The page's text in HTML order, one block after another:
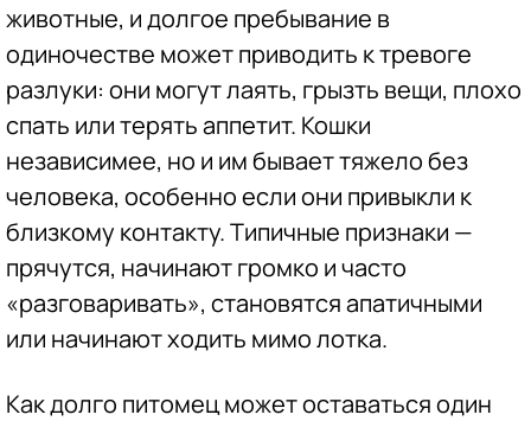
животные, и долгое пребывание в
одиночестве может приводить к тревоге
разлуки: они могут лаять, грызть вещи, плохо
спать или терять аппетит. Кошки
независимее, но и им бывает тяжело без
человека, особенно если они привыкли к
близкому контакту. Типичные признаки —
прячутся, начинают громко и часто
«разговаривать», становятся апатичными
или начинают ходить мимо лотка.
Как долго питомец может оставаться один